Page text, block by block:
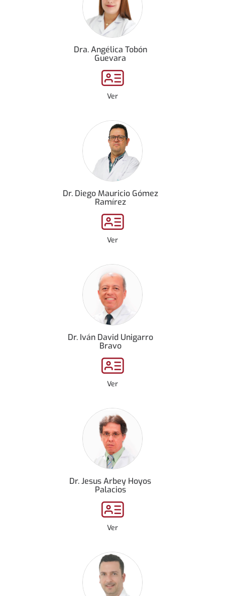
Dra. Angélica Tobón
Guevara
Ver
Dr. Diego Mauricio Gómez
Ramírez
Ver
Dr. Iván David Unigarro
Bravo
Ver
Dr. Jesus Arbey Hoyos
Palacios
Ver